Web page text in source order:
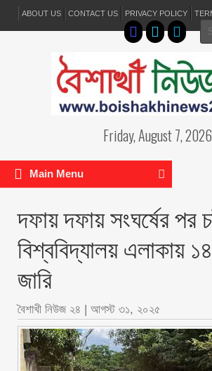
ABOUT US CONTACT US PRIVACY POLICY
Friday, August 7, 2026
Main Menu
দফায় দফায় সংঘর্ষের পর
বিশ্ববিদ্যালয় এলাকায়
জারি
বৈশাখী নিউজ ২৪ | আগস্ট ৩১, ২০২৫